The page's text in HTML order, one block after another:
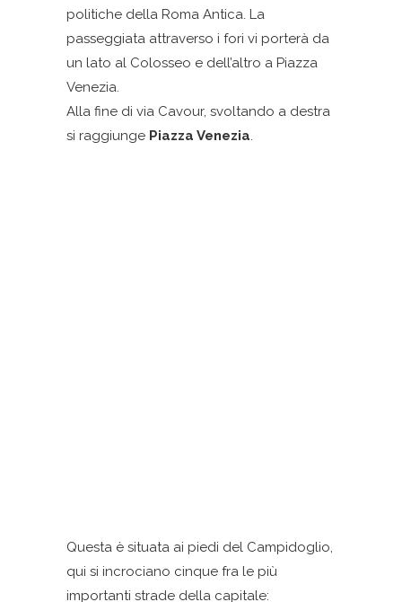
politiche della Roma Antica. La
passeggiata attraverso i fori vi porterà da
un lato al Colosseo e dell’altro a Piazza
Venezia.
Alla fine di via Cavour, svoltando a destra
si raggiunge Piazza Venezia.
Questa è situata ai piedi del Campidoglio,
qui si incrociano cinque fra le più
importanti strade della capitale: